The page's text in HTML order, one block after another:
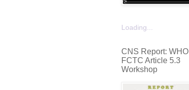
Loading...
CNS Report: WHO
FCTC Article 5.3
Workshop